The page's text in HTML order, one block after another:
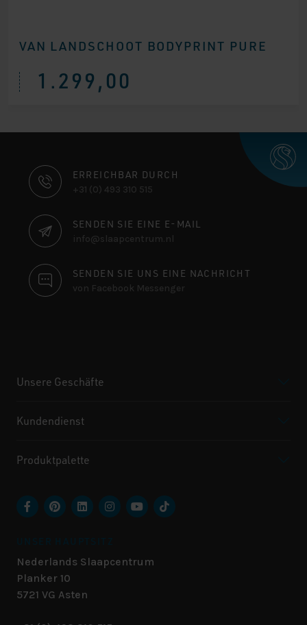
VAN LANDSCHOOT BODYPRINT PURE
1.299,00
KONTAKTINFORMATIONEN
ERREICHBAR DURCH
+31 (0) 493 310 515
SENDEN SIE EINE E-MAIL
info@slaapcentrum.nl
SENDEN SIE UNS EINE NACHRICHT
von Facebook Messenger
Unsere Geschäfte
Kundendienst
Produktpalette
Nederlands Slaapcentrum
Planker 10
5721 VG Asten